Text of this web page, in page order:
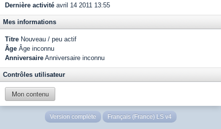
Dernière activité avril 14 2011 13:55
Mes informations
Titre Nouveau / peu actif
Âge Âge inconnu
Anniversaire Anniversaire inconnu
Contrôles utilisateur
Mon contenu
Version complète Français (France) LS v4